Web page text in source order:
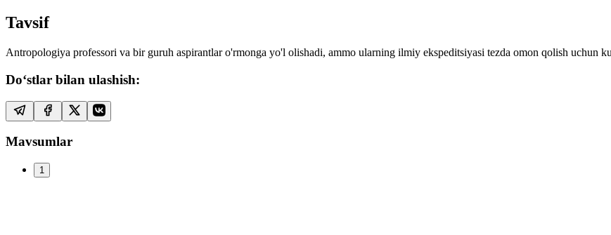
Tavsif
Antropologiya professori va bir guruh aspirantlar o'rmonga yo'l olishadi, ammo ularning ilmiy ekspeditsiyasi tezda omon qolish uchun
Do‘stlar bilan ulashish:
Mavsumlar
1